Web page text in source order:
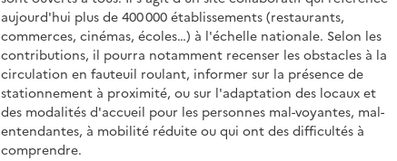
aujourd'hui plus de 400 000 établissements (restaurants,
commerces, cinémas, écoles…) à l'échelle nationale. Selon les
contributions, il pourra notamment recenser les obstacles à la
circulation en fauteuil roulant, informer sur la présence de
stationnement à proximité, ou sur l'adaptation des locaux et
des modalités d'accueil pour les personnes mal-voyantes, mal-
entendantes, à mobilité réduite ou qui ont des difficultés à
comprendre.